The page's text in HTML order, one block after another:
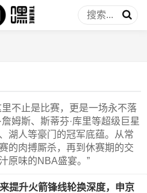
不止是比赛，更是一场永不落
姆斯、斯蒂芬·库里等超级巨星
湖人等豪门的冠军底蕴。从常
的肉搏厮杀，再到休赛期的交
原味的NBA盛宴。”
提升火箭锋线轮换深度，申京